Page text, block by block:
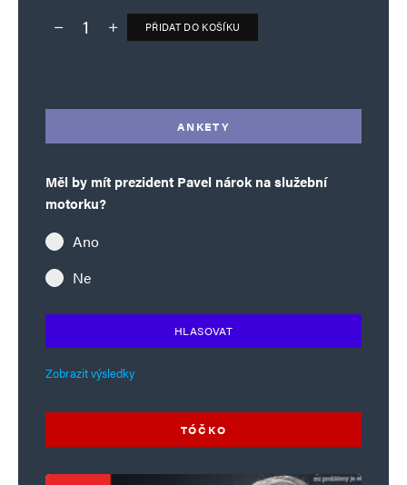
Deník TO – verze bez reklam množství
PŘIDAT DO KOŠÍKU
ANKETY
Měl by mít prezident Pavel nárok na služební
motorku?
Ano
Ne
HLASOVAT
Zobrazit výsledky
TÓČKO